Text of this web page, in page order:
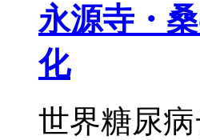
永源寺・
化
世界糖尿